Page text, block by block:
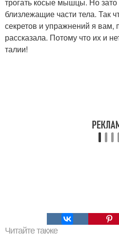
близлежащие части тела. Так
секретов и упражнений я вам,
рассказала. Потому что их и
талии!
Читайте также